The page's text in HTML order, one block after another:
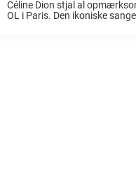
Céline Dion stjal al
OL i Paris. Den ikoniske